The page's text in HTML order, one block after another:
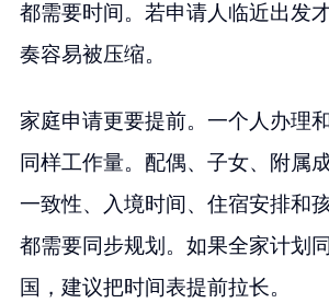
都需要时间。若申请人临近出发
奏容易被压缩。
家庭申请更要提前。一个人办理
同样工作量。配偶、子女、附属
一致性、入境时间、住宿安排和
都需要同步规划。如果全家计划
国，建议把时间表提前拉长。